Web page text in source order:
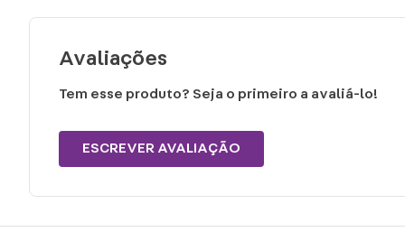
Avaliações
Tem esse produto? Seja o primeiro a avaliá-lo!
ESCREVER AVALIAÇÃO